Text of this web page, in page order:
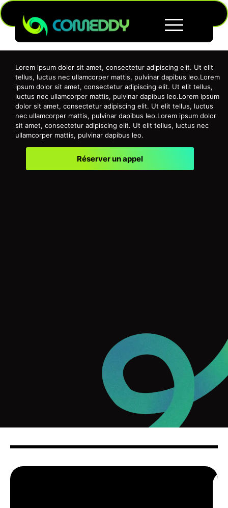
Lorem ipsum dolor sit amet, consectetur adipiscing elit. Ut elit
tellus, luctus nec ullamcorper mattis, pulvinar dapibus leo.Lorem
ipsum dolor sit amet, consectetur adipiscing elit. Ut elit tellus,
luctus nec ullamcorper mattis, pulvinar dapibus leo.Lorem ipsum
dolor sit amet, consectetur adipiscing elit. Ut elit tellus, luctus
nec ullamcorper mattis, pulvinar dapibus leo.Lorem ipsum dolor
sit amet, consectetur adipiscing elit. Ut elit tellus, luctus nec
ullamcorper mattis, pulvinar dapibus leo.
Réserver un appel